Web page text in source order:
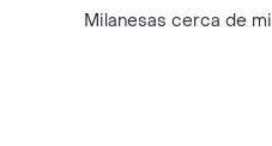
Milanesas cerca de mi